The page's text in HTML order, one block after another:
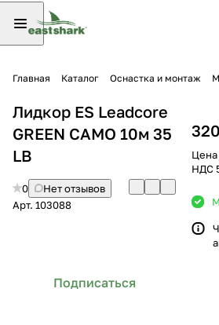
Главная Каталог Оснастка и монтаж
Лидкор ES Leadcore
GREEN CAMO 10м 35
LB
0
Нет отзывов
Арт. 103088
Подписаться
Цена
НДС